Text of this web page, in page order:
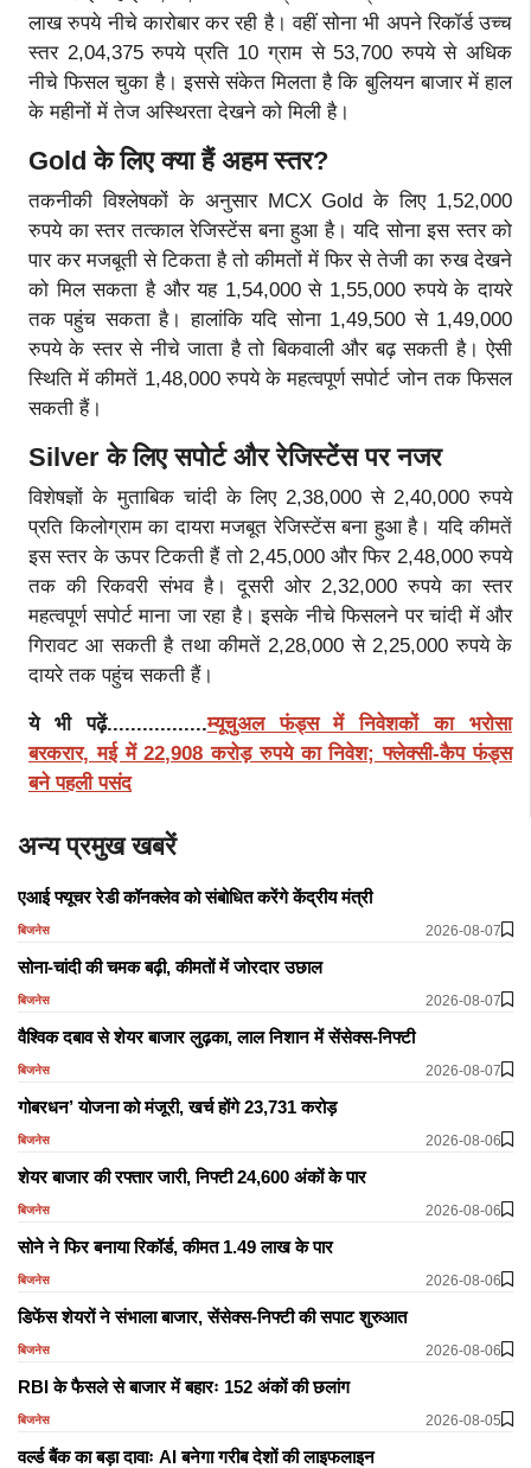
लाख रुपये नीचे कारोबार कर रही है। वहीं सोना भी अपने रिकॉर्ड उच्च
स्तर 2,04,375 रुपये प्रति 10 ग्राम से 53,700 रुपये से अधिक
नीचे फिसल चुका है। इससे संकेत मिलता है कि बुलियन बाजार में हाल
के महीनों में तेज अस्थिरता देखने को मिली है।
Gold के लिए क्या हैं अहम स्तर?
तकनीकी विश्लेषकों के अनुसार MCX Gold के लिए 1,52,000
रुपये का स्तर तत्काल रेजिस्टेंस बना हुआ है। यदि सोना इस स्तर को
पार कर मजबूती से टिकता है तो कीमतों में फिर से तेजी का रुख देखने
को मिल सकता है और यह 1,54,000 से 1,55,000 रुपये के दायरे
तक पहुंच सकता है। हालांकि यदि सोना 1,49,500 से 1,49,000
रुपये के स्तर से नीचे जाता है तो बिकवाली और बढ़ सकती है। ऐसी
स्थिति में कीमतें 1,48,000 रुपये के महत्वपूर्ण सपोर्ट जोन तक फिसल
सकती हैं।
Silver के लिए सपोर्ट और रेजिस्टेंस पर नजर
विशेषज्ञों के मुताबिक चांदी के लिए 2,38,000 से 2,40,000 रुपये
प्रति किलोग्राम का दायरा मजबूत रेजिस्टेंस बना हुआ है। यदि कीमतें
इस स्तर के ऊपर टिकती हैं तो 2,45,000 और फिर 2,48,000 रुपये
तक की रिकवरी संभव है। दूसरी ओर 2,32,000 रुपये का स्तर
महत्वपूर्ण सपोर्ट माना जा रहा है। इसके नीचे फिसलने पर चांदी में और
गिरावट आ सकती है तथा कीमतें 2,28,000 से 2,25,000 रुपये के
दायरे तक पहुंच सकती हैं।
ये भी पढ़ें.................म्यूचुअल फंड्स में निवेशकों का भरोसा
बरकरार, मई में 22,908 करोड़ रुपये का निवेश; फ्लेक्सी-कैप फंड्स
बने पहली पसंद
अन्य प्रमुख खबरें
एआई फ्यूचर रेडी कॉनक्लेव को संबोधित करेंगे केंद्रीय मंत्री
बिजनेस 2026-08-07
सोना-चांदी की चमक बढ़ी, कीमतों में जोरदार उछाल
बिजनेस 2026-08-07
वैश्विक दबाव से शेयर बाजार लुढ़का, लाल निशान में सेंसेक्स-निफ्टी
बिजनेस 2026-08-07
गोबरधन’ योजना को मंजूरी, खर्च होंगे 23,731 करोड़
बिजनेस 2026-08-06
शेयर बाजार की रफ्तार जारी, निफ्टी 24,600 अंकों के पार
बिजनेस 2026-08-06
सोने ने फिर बनाया रिकॉर्ड, कीमत 1.49 लाख के पार
बिजनेस 2026-08-06
डिफेंस शेयरों ने संभाला बाजार, सेंसेक्स-निफ्टी की सपाट शुरुआत
बिजनेस 2026-08-06
RBI के फैसले से बाजार में बहारः 152 अंकों की छलांग
बिजनेस 2026-08-05
वर्ल्ड बैंक का बड़ा दावाः AI बनेगा गरीब देशों की लाइफलाइन